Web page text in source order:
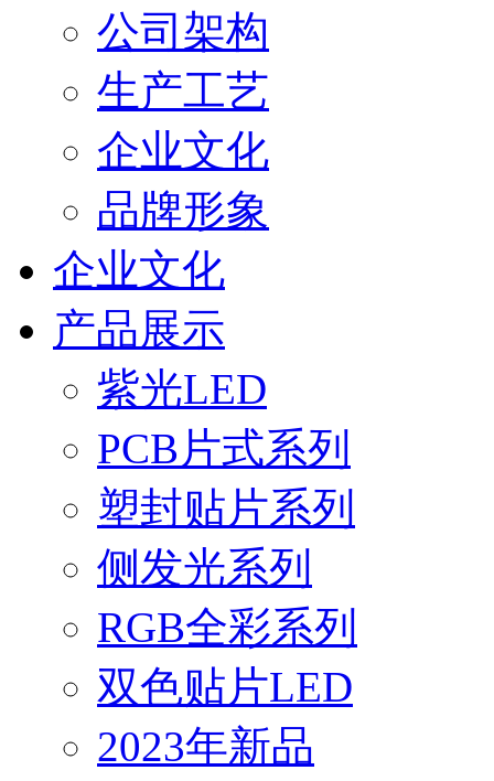
公司架构
生产工艺
企业文化
品牌形象
企业文化
产品展示
紫光LED
PCB片式系列
塑封贴片系列
侧发光系列
RGB全彩系列
双色贴片LED
2023年新品